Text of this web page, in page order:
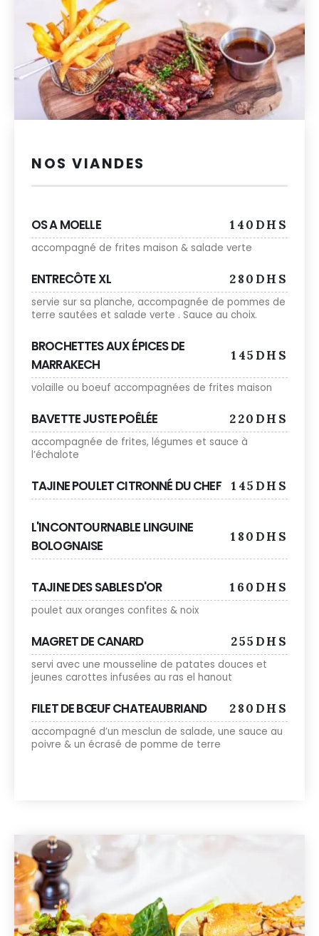
NOS VIANDES
OS A MOELLE 140DHS
accompagné de frites maison & salade verte
ENTRECÔTE XL 280DHS
servie sur sa planche, accompagnée de pommes de
terre sautées et salade verte . Sauce au choix.
BROCHETTES AUX ÉPICES DE
MARRAKECH
145DHS
volaille ou boeuf accompagnées de frites maison
BAVETTE JUSTE POÊLÉE 220DHS
accompagnée de frites, légumes et sauce à
l’échalote
TAJINE POULET CITRONNÉ DU CHEF 145DHS
L'INCONTOURNABLE LINGUINE
BOLOGNAISE
180DHS
TAJINE DES SABLES D'OR 160DHS
poulet aux oranges confites & noix
MAGRET DE CANARD 255DHS
servi avec une mousseline de patates douces et
jeunes carottes infusées au ras el hanout
FILET DE BŒUF CHATEAUBRIAND 280DHS
accompagné d’un mesclun de salade, une sauce au
poivre & un écrasé de pomme de terre